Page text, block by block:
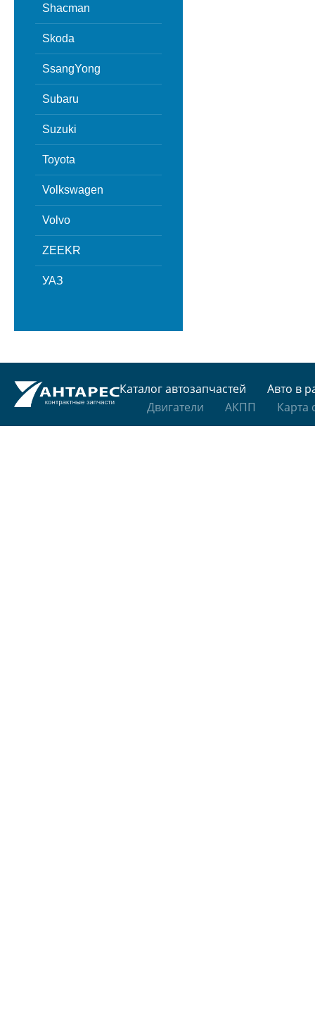
Shacman
Skoda
SsangYong
Subaru
Suzuki
Toyota
Volkswagen
Volvo
ZEEKR
УАЗ
Каталог автозапчастей
Авто в
Двигатели
АКПП Карта